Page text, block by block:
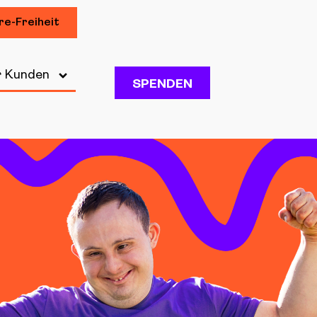
Freiheit
Kunden
SPENDEN